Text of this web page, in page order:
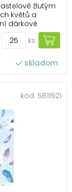
žlutým
květů a
dárkové
jemnou
svátky,
Bal...
ks
skladom
kód: 5811921